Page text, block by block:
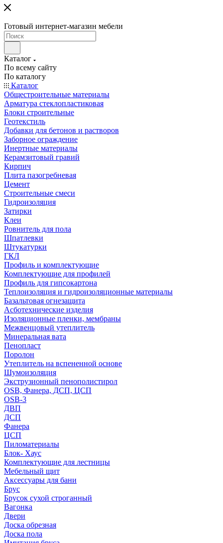
Готовый интернет-магазин мебели
Каталог
По всему сайту
По каталогу
Каталог
Общестроительные материалы
Арматура стеклопластиковая
Блоки строительные
Геотекстиль
Добавки для бетонов и растворов
Заборное ограждение
Инертные материалы
Керамзитовый гравий
Кирпич
Плита пазогребневая
Цемент
Строительные смеси
Гидроизоляция
Затирки
Клеи
Ровнитель для пола
Шпатлевки
Штукатурки
ГКЛ
Профиль и комплектующие
Комплектующие для профилей
Профиль для гипсокартона
Теплоизоляция и гидроизоляционные материалы
Базальтовая огнезащита
Асботехнические изделия
Изоляционные пленки, мембраны
Межвенцовый утеплитель
Минеральная вата
Пенопласт
Поролон
Утеплитель на вспененной основе
Шумоизоляция
Экструзионный пенополистирол
OSB, Фанера, ДСП, ЦСП
OSB-3
ДВП
ДСП
Фанера
ЦСП
Пиломатериалы
Блок- Хаус
Комплектующие для лестницы
Мебельный щит
Аксессуары для бани
Брус
Брусок сухой строганный
Вагонка
Двери
Доска обрезная
Доска пола